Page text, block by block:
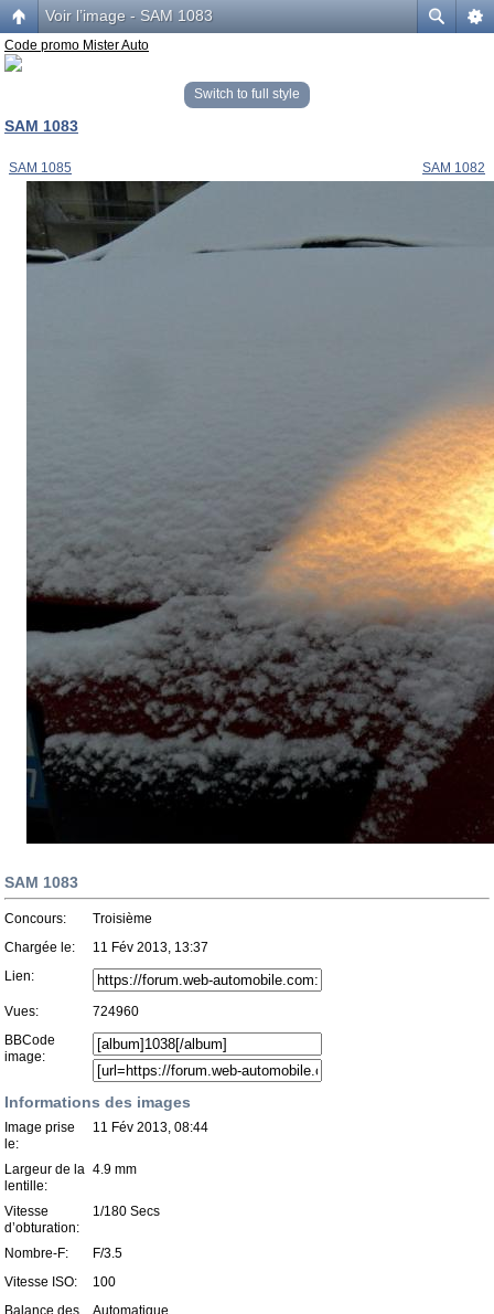
Voir l’image - SAM 1083
Code promo Mister Auto
Switch to full style
SAM 1083
SAM 1085 SAM 1082
SAM 1083
Concours:
Troisième
Chargée le:
11 Fév 2013, 13:37
Lien:
Vues:
724960
BBCode
image:
Informations des images
Image prise
le:
11 Fév 2013, 08:44
Largeur de la
lentille:
4.9 mm
Vitesse
d’obturation:
1/180 Secs
Nombre-F:
F/3.5
Vitesse ISO:
100
Balance des
Automatique